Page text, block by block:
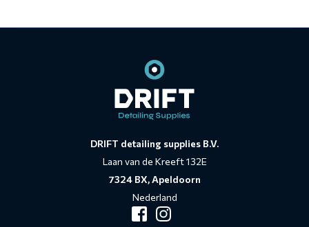
DRIFT detailing supplies B.V.
Laan van de Kreeft 132E
7324 BX, Apeldoorn
Nederland